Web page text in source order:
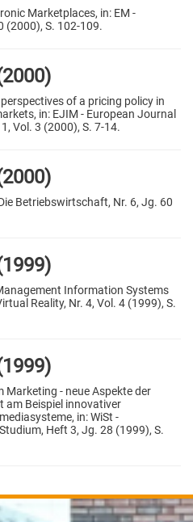
Marketplaces, in: EM -
(2000), S. 102-109.
of a pricing policy in
in: EJIM - European Journal
Vol. 3 (2000), S. 7-14.
Betriebswirtschaft, Nr. 6, Jg. 60
Information Systems
Reality, Nr. 4, Vol. 4 (1999), S.
Marketing - neue Aspekte der
Beispiel innovativer
in: WiSt -
Heft 3, Jg. 28 (1999), S.